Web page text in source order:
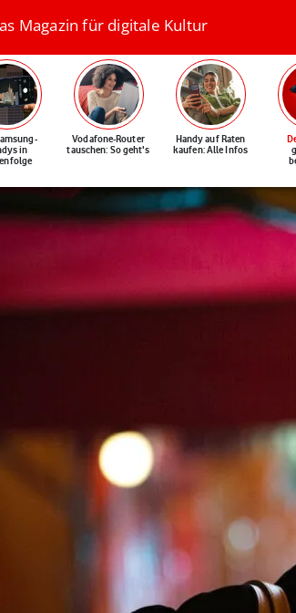
Magazin für digitale Kultur
in
Vodafone-Router
tauschen: So geht's
Handy auf Raten
kaufen: Alle Infos